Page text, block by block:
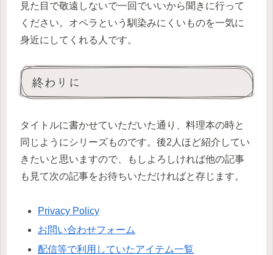
見た目で敬遠しないで一回でいいから聞きに行って
ください。オペラという馴染みにくいものを一気に
身近にしてくれる人です。
終わりに
タイトルに書かせていただいた通り、料理本の時と
同じようにシリーズものです。後2人ほど紹介してい
きたいと思いますので、もしよろしければ他の記事
も見て次の記事をお待ちいただければと存じます。
Privacy Policy
お問い合わせフォーム
配信等で利用していたアイテム一覧